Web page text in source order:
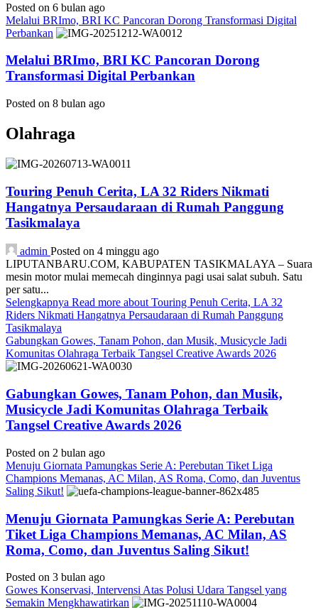
Posted on 6 bulan ago
Melalui BRImo, BRI KC Pancoran Dorong Transformasi Digital
Perbankan
Melalui BRImo, BRI KC Pancoran Dorong
Transformasi Digital Perbankan
Posted on 8 bulan ago
Olahraga
Touring Penuh Cerita, LA 32 Riders Nikmati
Hangatnya Persaudaraan di Rumah Panggung
Tasikmalaya
admin Posted on 4 minggu ago
LIPUTANBARU.COM, KABUPATEN TASIKMALAYA – Suara
mesin motor mulai memecah dinginnya pagi usai salat subuh. Satu
per satu...
Selengkapnya Read more about Touring Penuh Cerita, LA 32
Riders Nikmati Hangatnya Persaudaraan di Rumah Panggung
Tasikmalaya
Gabungkan Gowes, Tanam Pohon, dan Musik, Musicycle Jadi
Komunitas Olahraga Terbaik Tangsel Creative Awards 2026
Gabungkan Gowes, Tanam Pohon, dan Musik,
Musicycle Jadi Komunitas Olahraga Terbaik
Tangsel Creative Awards 2026
Posted on 2 bulan ago
Menuju Giornata Pamungkas Serie A: Perebutan Tiket Liga
Champions Memanas, AC Milan, AS Roma, Como, dan Juventus
Saling Sikut!
Menuju Giornata Pamungkas Serie A: Perebutan
Tiket Liga Champions Memanas, AC Milan, AS
Roma, Como, dan Juventus Saling Sikut!
Posted on 3 bulan ago
Gowes Konservasi, Intervensi Atas Polusi Udara Tangsel yang
Semakin Mengkhawatirkan